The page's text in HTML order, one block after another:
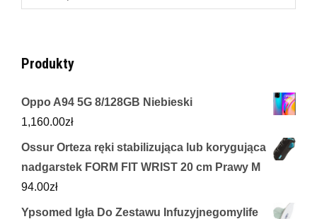
for:
Produkty
Oppo A94 5G 8/128GB Niebieski
1,160.00zł
Ossur Orteza ręki stabilizująca lub korygująca
nadgarstek FORM FIT WRIST 20 cm Prawy M
94.00zł
Ypsomed Igła Do Zestawu Infuzyjnegomylife